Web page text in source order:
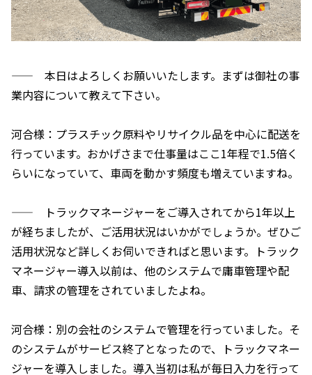
—— 本日はよろしくお願いいたします。まずは御社の事
業内容について教えて下さい。
河合様：プラスチック原料やリサイクル品を中心に配送を
行っています。おかげさまで仕事量はここ1年程で1.5倍く
らいになっていて、車両を動かす頻度も増えていますね。
—— トラックマネージャーをご導入されてから1年以上
が経ちましたが、ご活用状況はいかがでしょうか。ぜひご
活用状況など詳しくお伺いできればと思います。トラック
マネージャー導入以前は、他のシステムで庸車管理や配
車、請求の管理をされていましたよね。
河合様：別の会社のシステムで管理を行っていました。そ
のシステムがサービス終了となったので、トラックマネー
ジャーを導入しました。導入当初は私が毎日入力を行って